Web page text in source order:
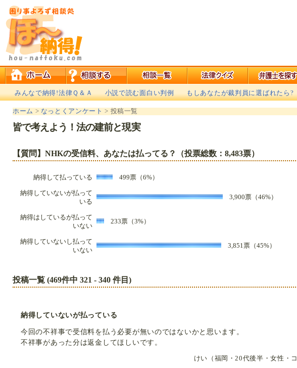
みんなで納得!法律Ｑ＆Ａ 小説で読む面白い判例 もしあなたが裁判員に選ばれたら?
ホーム > なっとくアンケート > 投稿一覧
皆で考えよう！法の建前と現実
【質問】NHKの受信料、あなたは払ってる？（投票総数：8,483票）
納得して払っている 499票（6%）
納得していないが払って
いる
3,900票（46%）
納得はしているが払って
いない
233票（3%）
納得していないし払って
いない
3,851票（45%）
投稿一覧 (469件中 321 - 340 件目)
納得していないが払っている
今回の不祥事で受信料を払う必要が無いのではないかと思います。
不祥事があった分は返金してほしいです。
けい（福岡・20代後半・女性・